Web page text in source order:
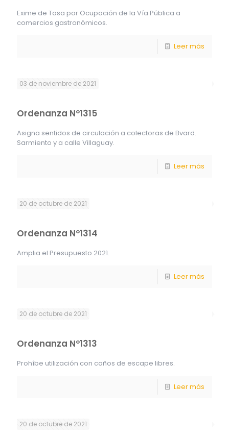
Exime de Tasa por Ocupación de la Vía Pública a
comercios gastronómicos.
Leer más
03 de noviembre de 2021
Ordenanza Nº1315
Asigna sentidos de circulación a colectoras de Bvard.
Sarmiento y a calle Villaguay.
Leer más
20 de octubre de 2021
Ordenanza Nº1314
Amplia el Presupuesto 2021.
Leer más
20 de octubre de 2021
Ordenanza Nº1313
Prohíbe utilización con caños de escape libres.
Leer más
20 de octubre de 2021